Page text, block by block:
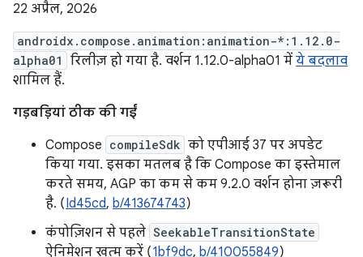
22 अप्रैल, 2026
androidx.compose.animation:animation-*:1.12.0-
alpha01
रिलीज़ हो गया है. वर्शन 1.12.0-alpha01 में ये बदलाव
शामिल हैं.
गड़बड़ियां ठीक की गईं
Compose compileSdk को एपीआई 37 पर अपडेट
किया गया. इसका मतलब है कि Compose का इस्तेमाल
करते समय, AGP का कम से कम 9.2.0 वर्शन होना ज़रूरी
है. (Id45cd, b/413674743)
कंपोज़िशन से पहले SeekableTransitionState
ऐनिमेशन खत्म करें (1bf9dc, b/410055849)